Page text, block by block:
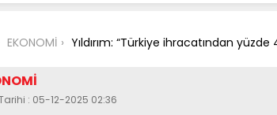
EKONOMİ Yıldırım: “Türkiye ihracatından
: 05-12-2025 02:36